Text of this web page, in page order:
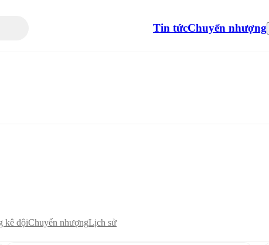
Tin tứcChuyển nhượng
kê độiChuyển nhượngLịch sử